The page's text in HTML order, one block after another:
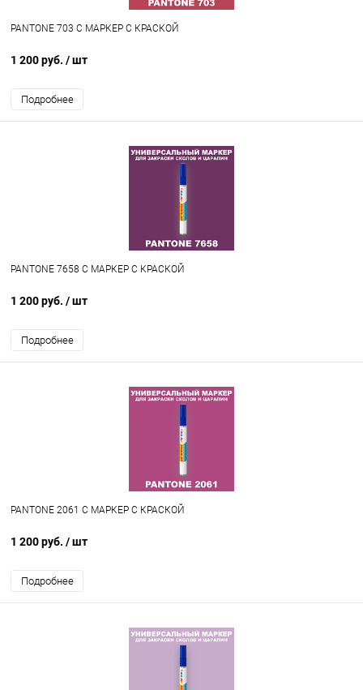
PANTONE 703 C МАРКЕР С КРАСКОЙ
1 200 руб. / шт
Подробнее
PANTONE 7658 C МАРКЕР С КРАСКОЙ
1 200 руб. / шт
Подробнее
PANTONE 2061 C МАРКЕР С КРАСКОЙ
1 200 руб. / шт
Подробнее